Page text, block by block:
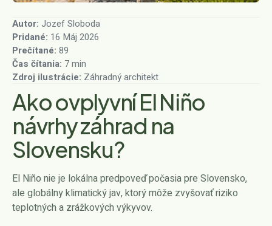
Autor: Jozef Sloboda
Pridané: 16 Máj 2026
Prečítané: 89
Čas čítania: 7 min
Zdroj ilustrácie: Záhradný architekt
Ako ovplyvní El Niño
návrhy záhrad na
Slovensku?
El Niño nie je lokálna predpoveď počasia pre Slovensko,
ale globálny klimatický jav, ktorý môže zvyšovať riziko
teplotných a zrážkových výkyvov.